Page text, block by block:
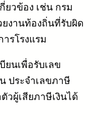
ยวข้อง เช่น กรม
งานท้องถิ่นที่รับผิด
รโรงแรม
ยนเพื่อรับเลข
ประจำเลขภาษี
วผู้เสียภาษีเงินได้